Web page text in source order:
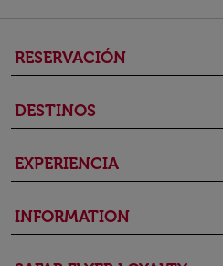
RESERVACIÓN
DESTINOS
EXPERIENCIA
INFORMATION